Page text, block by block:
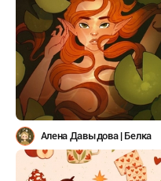
Алена Давыдова | Белка